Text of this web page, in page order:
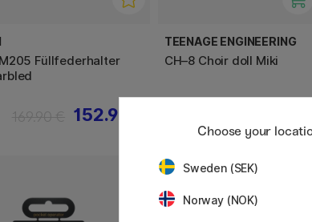
Füllfederhalter
152.91 €
TEENAGE ENGINEERING
CH–8 Choir doll Miki
Choose your
Sweden (SEK)
Norway (NOK)